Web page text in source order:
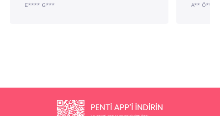
E**** G***
A** Ö****